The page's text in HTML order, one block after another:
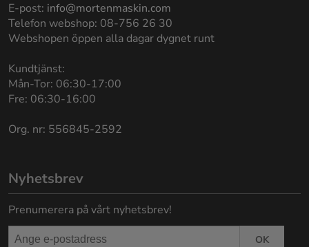
E-post: info@mortenmaskin.com
Telefon webshop: 08-756 26 30
Webshopen öppen alla dagar dygnet runt
Kundtjänst:
Mån-Tor: 06:30-17:00
Fre: 06:30-16:00
Org. nr: 556845-2592
Nyhetsbrev
Prenumerera på vårt nyhetsbrev!
OK